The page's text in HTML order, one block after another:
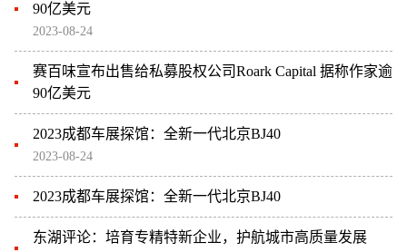
90亿美元
2023-08-24
赛百味宣布出售给私募股权公司Roark Capital 据称作家逾
90亿美元
2023成都车展探馆：全新一代北京BJ40
2023-08-24
2023成都车展探馆：全新一代北京BJ40
东湖评论：培育专精特新企业，护航城市高质量发展